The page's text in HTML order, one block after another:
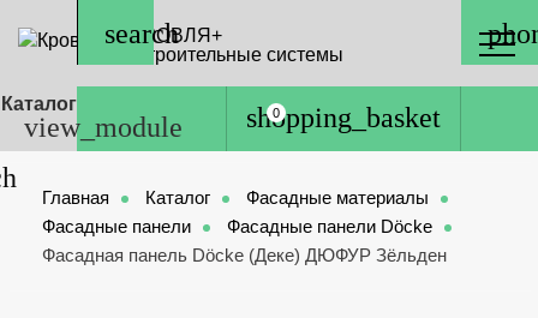
КРОВЛЯ+
Строительные системы
0
Главная Каталог
Фасадные материалы
Фасадные панели
Фасадные панели Döcke
Фасадная панель Döcke (Деке) ДЮФУР Зёльден
Каталог